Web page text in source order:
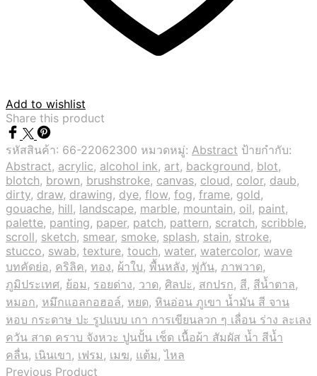
Add to wishlist
Share this product
รหัสสินค้า: 66-22062300 หมวดหมู่: Abstract ป้ายกำกับ:
Abstract, acrylic, alcohol ink, art, background, blot,
blotch, brown, brushstroke, canvas, cloud, color, daub,
dirty, draw, drawing, dye, flow, fog, frame, gold,
gouache, hill, landscape, marble, mountain, oil, paint,
palette, panting, paper, patch, pattern, scratch, scribble,
scroll, sketch, smear, smoke, splash, stain, stroke,
stucco, swab, texture, touch, water, watercolor, wave
บทคัดย่อ, คริลิค, ทอง, ผ้าใบ, พื้นหลัง, พู่กัน, ภาพวาด,
ภูมิประเทศ, ย้อม, รอยด่าง, วาด, ศิลปะ, สกปรก, สี, สีน้ำตาล,
หมอก, หมึกแอลกอฮอล์, หยด, หินอ่อน ภูเขา น้ำมัน สี จาน
หอบ กระดาษ ปะ รูปแบบ เกา การเขียนลวก ๆ เลื่อน ร่าง ละเลง
ควัน สาด คราบ จังหวะ ปูนปั้น เช็ด เนื้อผ้า สัมผัส น้ำ สีน้ำ
คลื่น, เนินเขา, เฟรม, เมฆ, แต้ม,ไหล
Previous Product